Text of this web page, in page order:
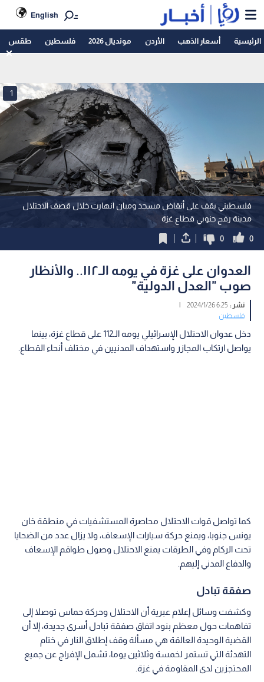
English
الرئيسية أسعار الذهب الأردن مونديال 2026 فلسطين طقس
فلسطيني يقف على أنقاض مسجد ومبان انهارت خلال قصف الاحتلال
مدينة رفح جنوبي قطاع غزة
1
0
0
العدوان على غزة في يومه الـ١١٢.. والأنظار
صوب "العدل الدولية"
نشر :6:25 2024/1/26
|
فلسطين
دخل عدوان الاحتلال الإسرائيلي يومه الـ112 على قطاع غزة، بينما
يواصل ارتكاب المجازر واستهداف المدنيين في مختلف أنحاء القطاع.
كما تواصل قوات الاحتلال محاصرة المستشفيات في منطقة خان
يونس جنوبا، ويمنع حركة سيارات الإسعاف، ولا يزال عدد من الضحايا
تحت الركام وفي الطرقات يمنع الاحتلال وصول طواقم الإسعاف
والدفاع المدني إليهم.
صفقة تبادل
وكشفت وسائل إعلام عبرية أن الاحتلال وحركة حماس توصلا إلى
تفاهمات حول معظم بنود اتفاق صفقة تبادل أسرى جديدة، إلا أن
القضية الوحيدة العالقة هي مسألة وقف إطلاق النار في ختام
التهدئة التي تستمر لخمسة وثلاثين يوما، تشمل الإفراج عن جميع
المحتجزين لدى المقاومة في غزة.